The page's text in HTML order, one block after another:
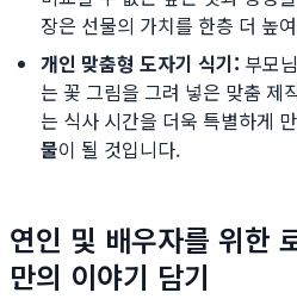
장은 선물의 가치를 한층 더 높
개인 맞춤형 도자기 식기: 부모
는 꽃 그림을 그려 넣은 맞춤 제
는 식사 시간을 더욱 특별하게
물이 될 것입니다.
연인 및 배우자를 위한
만의 이야기 담기